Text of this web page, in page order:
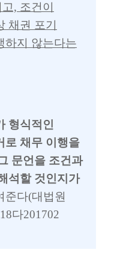
, 조건이
채권 포기
하지 않는다는
형식적인
로 채무 이행을
문언을 조건과
석할 것인지가
준다(대법원
다201702